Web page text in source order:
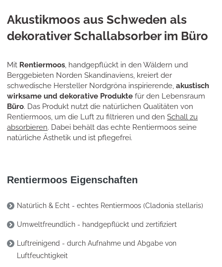
Akustikmoos aus Schweden als
dekorativer Schallabsorber im Büro
Mit Rentiermoos, handgepflückt in den Wäldern und
Berggebieten Norden Skandinaviens, kreiert der
schwedische Hersteller Nordgröna inspirierende,akustisch
wirksame und dekorative Produkte für den Lebensraum
Büro. Das Produkt nutzt die natürlichen Qualitäten von
Rentiermoos, um die Luft zu filtrieren und denSchall zu
absorbieren. Dabei behält das echte Rentiermoos seine
natürliche Ästhetik und ist pflegefrei.
Rentiermoos Eigenschaften
Natürlich & Echt - echtes Rentiermoos (Cladonia stellaris)
Umweltfreundlich - handgepflückt und zertifiziert
Luftreinigend - durch Aufnahme und Abgabe von
Luftfeuchtigkeit